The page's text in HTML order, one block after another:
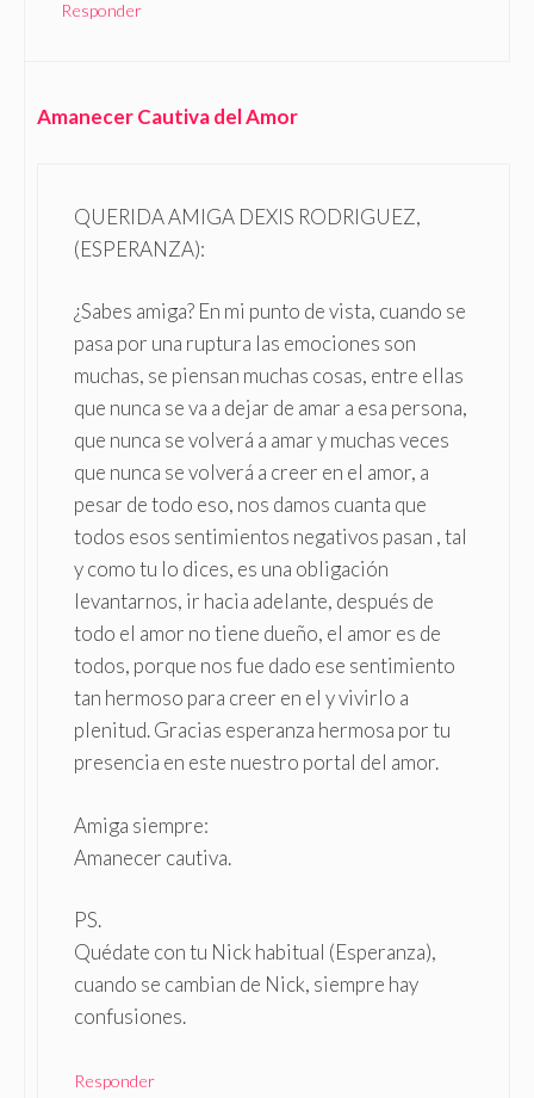
Responder
Amanecer Cautiva del Amor
QUERIDA AMIGA DEXIS RODRIGUEZ,
(ESPERANZA):
¿Sabes amiga? En mi punto de vista, cuando se
pasa por una ruptura las emociones son
muchas, se piensan muchas cosas, entre ellas
que nunca se va a dejar de amar a esa persona,
que nunca se volverá a amar y muchas veces
que nunca se volverá a creer en el amor, a
pesar de todo eso, nos damos cuanta que
todos esos sentimientos negativos pasan , tal
y como tu lo dices, es una obligación
levantarnos, ir hacia adelante, después de
todo el amor no tiene dueño, el amor es de
todos, porque nos fue dado ese sentimiento
tan hermoso para creer en el y vivirlo a
plenitud. Gracias esperanza hermosa por tu
presencia en este nuestro portal del amor.
Amiga siempre:
Amanecer cautiva.
PS.
Quédate con tu Nick habitual (Esperanza),
cuando se cambian de Nick, siempre hay
confusiones.
Responder